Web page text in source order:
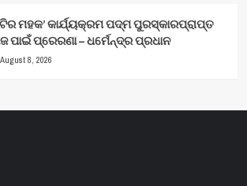
ମହକ’ କାର୍ଯ୍ୟକ୍ରମ ପଦ୍ମ ପୁରସ୍କାରପ୍ରାପ୍ତ
ପାଇଁ ପ୍ରେରଣା – ଧର୍ମେନ୍ଦ୍ର ପ୍ରଧାନ
August 8, 2026